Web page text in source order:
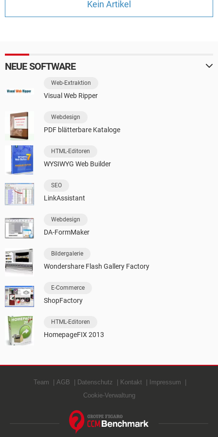
HARDWARE
Kein Artikel
NEUE SOFTWARE
Web-Extraktion
Visual Web Ripper
Webdesign
PDF blätterbare Kataloge
HTML-Editoren
WYSIWYG Web Builder
SEO
LinkAssistant
Webdesign
DA-FormMaker
Bildergalerie
Wondershare Flash Gallery Factory
E-Commerce
ShopFactory
HTML-Editoren
HomepageFIX 2013
Team AGB Datenschutz Kontakt
Impressum
Cookie-Verwaltung